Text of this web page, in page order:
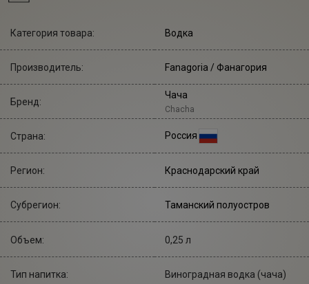
Категория товара: Водка
Производитель: Fanagoria / Фанагория
Бренд:
Чача
Chacha
Страна: Россия
Регион: Краснодарский край
Субрегион: Таманский полуостров
Объем: 0,25 л
Тип напитка: Виноградная водка (чача)